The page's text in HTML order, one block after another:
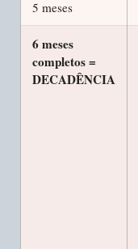
5 meses
6 meses
completos =
DECADÊNCIA